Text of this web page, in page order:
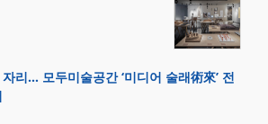
리… 모두미술공간 ‘미디어 술래術來’ 전